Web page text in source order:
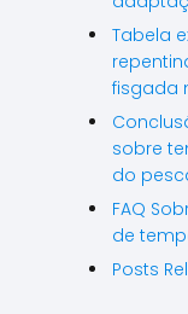
Tabela
fisgada
sobre
do
FAQ
de
Posts